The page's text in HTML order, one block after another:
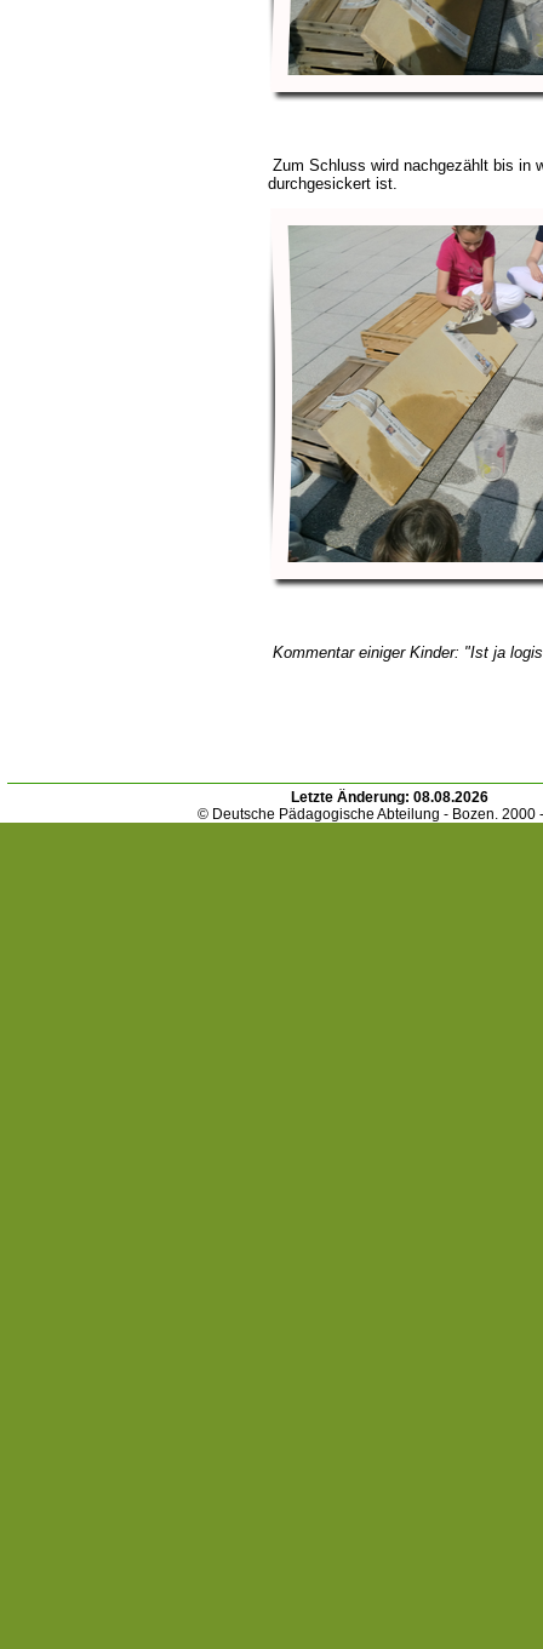
Zum Schluss wird nachgezählt bis in
durchgesickert ist.
Kommentar einiger Kinder: "Ist ja
Letzte Änderung: 08.08.2026
© Deutsche Pädagogische Abteilung - Bozen. 2000